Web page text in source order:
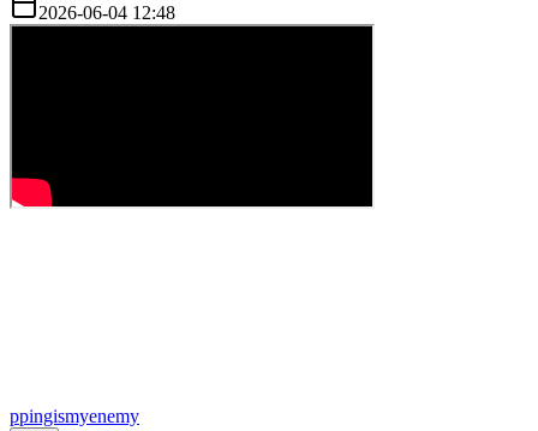
2026-06-04 12:48
ppingismyenemy